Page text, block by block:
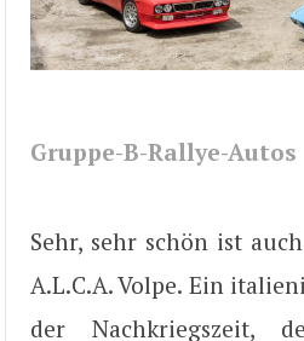
Gruppe-B-Rallye-Autos
Sehr, sehr schön ist
A.L.C.A. Volpe. Ein
der Nachkriegszeit,